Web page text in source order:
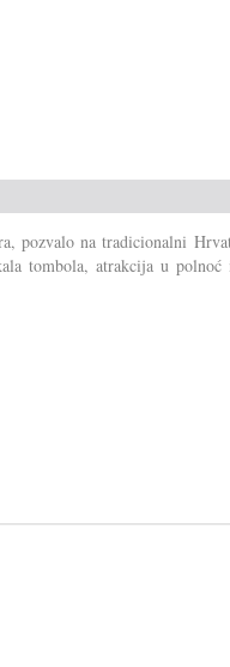
pozvalo na tradicionalni
tombola, atrakcija u polnoć